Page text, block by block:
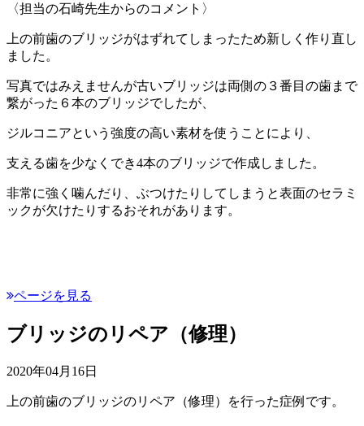
〈担当の石崎先生からのコメント〉
上の前歯のブリッジがはずれてしまったため新しく作り直し
ました。
写真ではみえませんが古いブリッジは両側の３番目の歯まで
繋がった６本のブリッジでしたが、
ジルコニアという強度の高い素材を使うことにより、
支える歯を少なくでき4本のブリッジで作成しました。
非常に強く噛んだり、ぶつけたりしてしまうと表面のセラミ
ックが欠けたりするおそれがあります。
ページを見る
ブリッジのリペア（修理）
2020年04月16日
上の前歯のブリッジのリペア（修理）を行った症例です。